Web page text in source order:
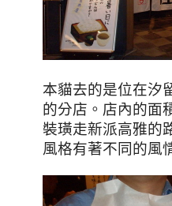
本貓去的是位在汐
的分店。店內的面
裝璜走新派高雅的
風格有著不同的風